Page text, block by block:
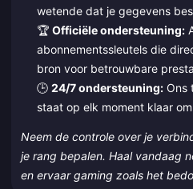
wetende dat je gegevens
🏆 Officiële ondersteuning:
abonnementssleutels die
bron voor betrouwbare
🕒 24/7 ondersteuning:Ons
staat op elk moment klaar
Neem de controle over je
je rang bepalen. Haal vandaag
en ervaar gaming zoals het